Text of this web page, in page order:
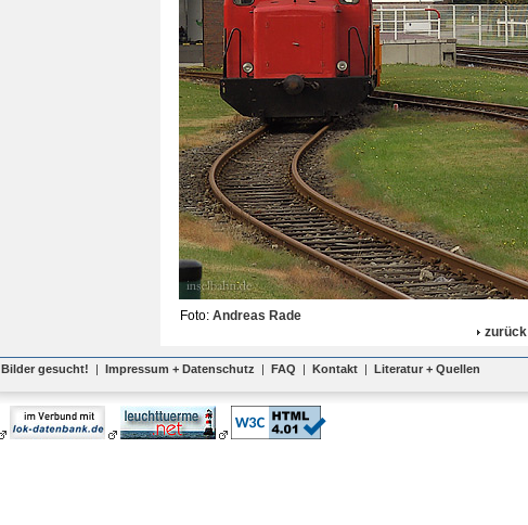
Foto: Andreas Rade
zurück
Bilder gesucht! | Impressum + Datenschutz | FAQ | Kontakt | Literatur + Quellen